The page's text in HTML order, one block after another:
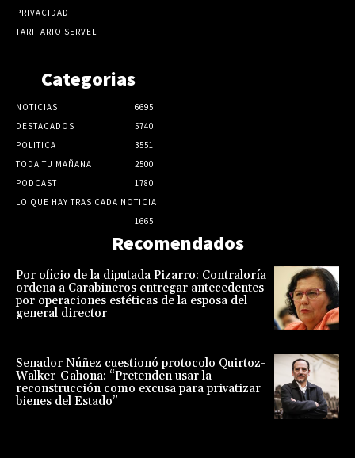
PRIVACIDAD
TARIFARIO SERVEL
Categorias
NOTICIAS
6695
DESTACADOS
5740
POLITICA
3551
TODA TU MAÑANA
2500
PODCAST
1780
LO QUE HAY TRAS CADA NOTICIA
1665
Recomendados
Por oficio de la diputada Pizarro: Contraloría
ordena a Carabineros entregar antecedentes
por operaciones estéticas de la esposa del
general director
Senador Núñez cuestionó protocolo Quirtoz-
Walker-Gahona: “Pretenden usar la
reconstrucción como excusa para privatizar
bienes del Estado”